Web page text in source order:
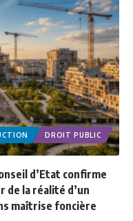
DROIT PUBLIC
d’Etat confirme
de la réalité d’un
maîtrise foncière